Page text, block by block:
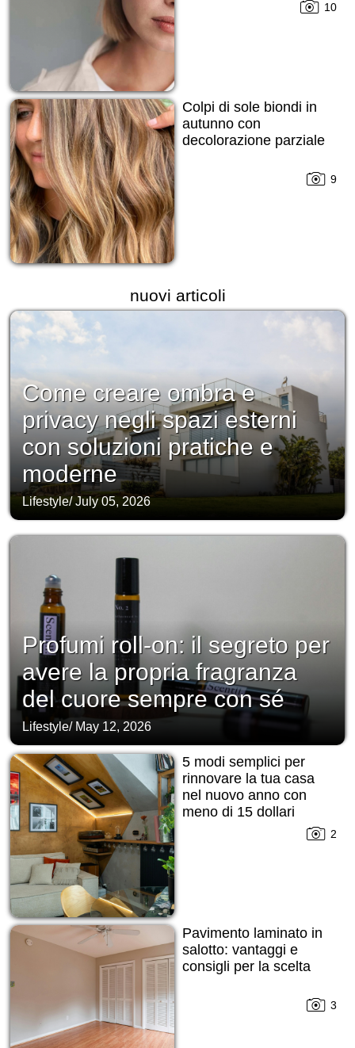
10
Colpi di sole biondi in
autunno con
decolorazione parziale
9
nuovi articoli
Come creare ombra e
privacy negli spazi esterni
con soluzioni pratiche e
moderne
Lifestyle/July 05, 2026
Profumi roll-on: il segreto per
avere la propria fragranza
del cuore sempre con sé
Lifestyle/ May 12, 2026
5 modi semplici per
rinnovare la tua casa
nel nuovo anno con
meno di 15 dollari
2
Pavimento laminato in
salotto: vantaggi e
consigli per la scelta
3